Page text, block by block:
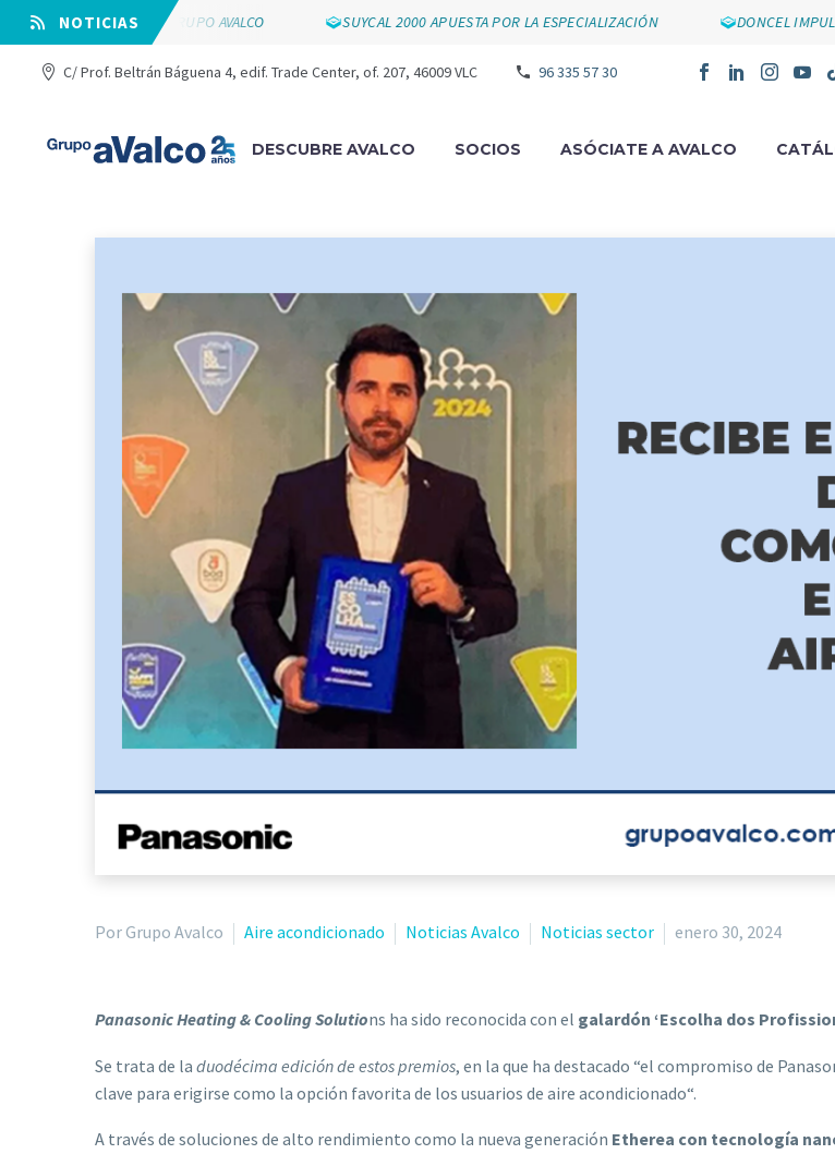
⠀NOTICIAS
LOS 25 AÑOS DE GRUPO AVALCO SUYCAL 2000 APUESTA POR LA ESPECIALIZACIÓN DONCEL IMPULSA
C/ Prof. Beltrán Báguena 4, edif. Trade Center, of. 207, 46009 VLC 96 335 57 30
DESCUBRE AVALCO SOCIOS ASÓCIATE A AVALCO
Por Grupo Avalco Aire acondicionado Noticias Avalco Noticias sector enero 30, 2024
Panasonic Heating & Cooling Solutions ha sido reconocida con el galardón ‘Escolha dos
Se trata de la duodécima edición de estos premios, en la que ha destacado “el compromiso de
clave para erigirse como la opción favorita de los usuarios de aire acondicionado“.
A través de soluciones de alto rendimiento como la nueva generación Etherea con tecnología